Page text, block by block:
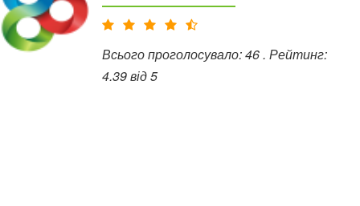
Всього проголосувало:46. Рейтинг:
4.39від5